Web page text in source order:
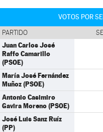
VOTOS POR
PARTIDO
Juan Carlos José
Raffo Camarillo
(PSOE)
María José Fernández
Muñoz (PSOE)
Antonio Casimiro
Gavira Moreno (PSOE)
José Luis Sanz Ruíz
(PP)